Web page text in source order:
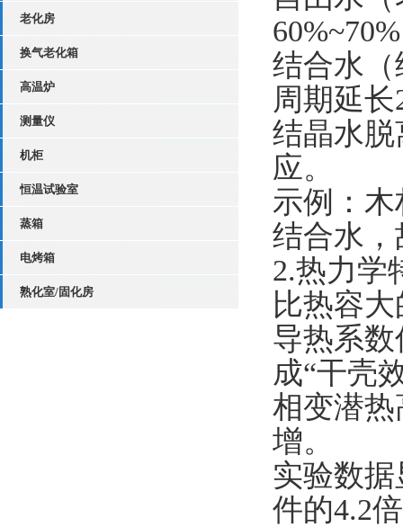
老化房
换气老化箱
高温炉
测量仪
机柜
恒温试验室
蒸箱
电烤箱
熟化室/固化房
结合水
周期延长
结晶水
应。
示例：
结合水
2.热力学
比热容
导热系
成“干壳
相变潜
增。
实验数
件的4.2